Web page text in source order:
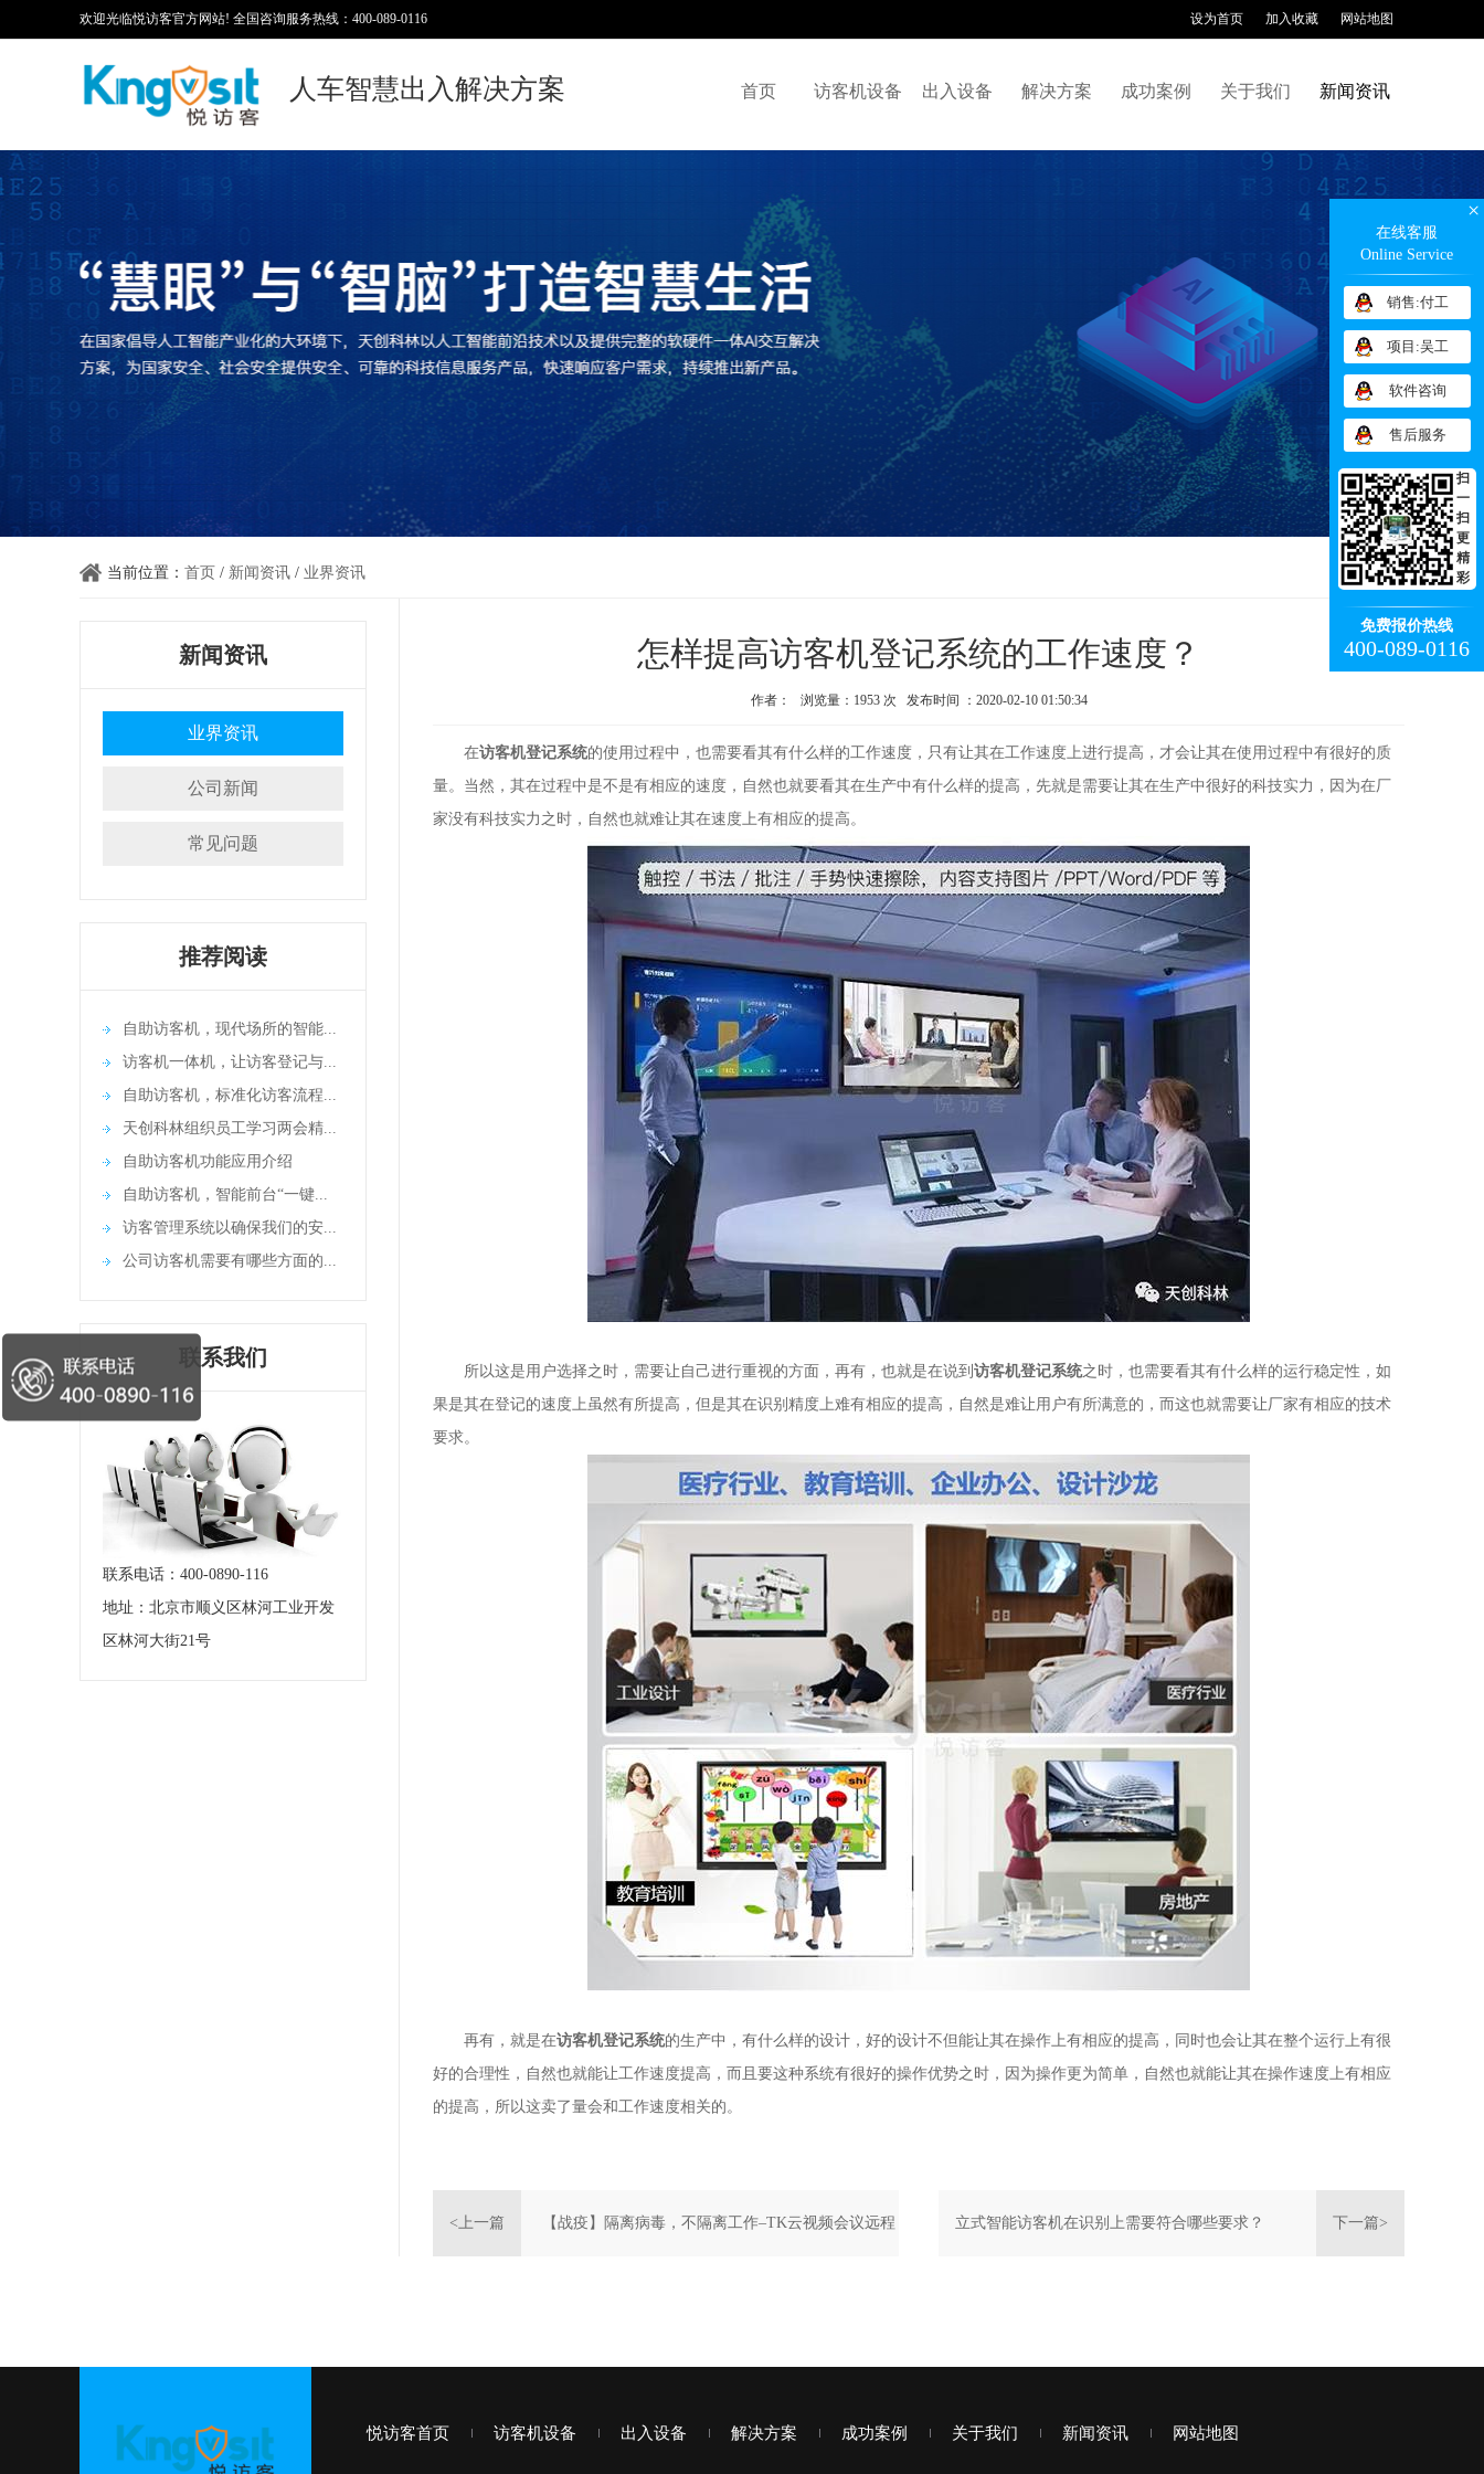
欢迎光临悦访客官方网站! 全国咨询服务热线：400-089-0116 网站地图
加入收藏
设为首页
人车智慧出入解决方案 首页 访客机设备 出入设备 解决方案 成功案例 关于我们 新闻资讯
当前位置： 首页 / 新闻资讯 / 业界资讯
新闻资讯
业界资讯
公司新闻
常见问题
推荐阅读
自助访客机，现代场所的智能...
访客机一体机，让访客登记与...
自助访客机，标准化访客流程...
天创科林组织员工学习两会精...
自助访客机功能应用介绍
自助访客机，智能前台“一键...
访客管理系统以确保我们的安...
公司访客机需要有哪些方面的...
联系我们
联系电话：400-0890-116
地址：北京市顺义区林河工业开发
区林河大街21号
怎样提高访客机登记系统的工作速度？
作者： 浏览量：1953 次 发布时间 ：2020-02-10 01:50:34
在访客机登记系统的使用过程中，也需要看其有什么样的工作速度，只有让其在工作速度上进行提高，才会让其在使用过程中有很好的质
量。当然，其在过程中是不是有相应的速度，自然也就要看其在生产中有什么样的提高，先就是需要让其在生产中很好的科技实力，因为在厂
家没有科技实力之时，自然也就难让其在速度上有相应的提高。
所以这是用户选择之时，需要让自己进行重视的方面，再有，也就是在说到 访客机登记系统之时，也需要看其有什么样的运行稳定性，如
果是其在登记的速度上虽然有所提高，但是其在识别精度上难有相应的提高，自然是难让用户有所满意的，而这也就需要让厂家有相应的技术
要求。
再有，就是在访客机登记系统的生产中，有什么样的设计，好的设计不但能让其在操作上有相应的提高，同时也会让其在整个运行上有很
好的合理性，自然也就能让工作速度提高，而且要这种系统有很好的操作优势之时，因为操作更为简单，自然也就能让其在操作速度上有相应
的提高，所以这卖了量会和工作速度相关的。
<上一篇 【战疫】隔离病毒，不隔离工作–TK云视频会议远程 下一篇>
立式智能访客机在识别上需要符合哪些要求？
悦访客首页 访客机设备 出入设备 解决方案 成功案例 关于我们 新闻资讯 网站地图
×
在线客服
Online Service
销售:付工
项目:吴工
软件咨询
售后服务
扫
一
扫
更
精
彩
免费报价热线
400-089-0116